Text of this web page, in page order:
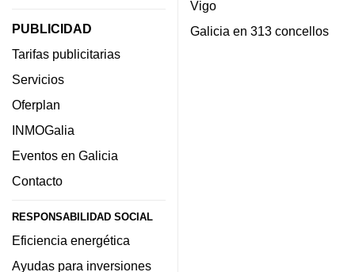
PUBLICIDAD
Tarifas publicitarias
Servicios
Oferplan
INMOGalia
Eventos en Galicia
Contacto
RESPONSABILIDAD SOCIAL
Eficiencia energética
Ayudas para inversiones
Vigo
Galicia en 313 concellos